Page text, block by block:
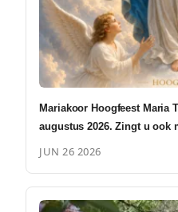
Mariakoor Hoogfeest Maria
augustus 2026. Zingt u ook
JUN 26 2026